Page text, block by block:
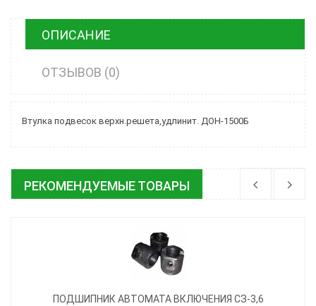
ОПИСАНИЕ
ОТЗЫВОВ (0)
Втулка подвесок верхн.решета,удлинит. ДОН-1500Б
РЕКОМЕНДУЕМЫЕ ТОВАРЫ
ПОДШИПНИК АВТОМАТА ВКЛЮЧЕНИЯ СЗ-3,6